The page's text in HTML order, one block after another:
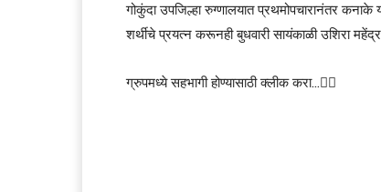
गोकुंदा उपजिल्हा रुग्णालयात प्रथमोपचारानंतर
शर्थीचे प्रयत्न करूनही बुधवारी सायंकाळी उशिरा
ग्रुपमध्ये सहभागी होण्यासाठी क्लीक करा…👆🏻